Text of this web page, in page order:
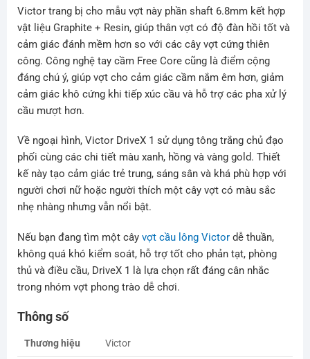
Victor trang bị cho mẫu vợt này phần shaft 6.8mm kết hợp
vật liệu Graphite + Resin, giúp thân vợt có độ đàn hồi tốt và
cảm giác đánh mềm hơn so với các cây vợt cứng thiên
công. Công nghệ tay cầm Free Core cũng là điểm cộng
đáng chú ý, giúp vợt cho cảm giác cầm nắm êm hơn, giảm
cảm giác khô cứng khi tiếp xúc cầu và hỗ trợ các pha xử lý
cầu mượt hơn.
Về ngoại hình, Victor DriveX 1 sử dụng tông trắng chủ đạo
phối cùng các chi tiết màu xanh, hồng và vàng gold. Thiết
kế này tạo cảm giác trẻ trung, sáng sân và khá phù hợp với
người chơi nữ hoặc người thích một cây vợt có màu sắc
nhẹ nhàng nhưng vẫn nổi bật.
Nếu bạn đang tìm một cây vợt cầu lông Victordễ thuần,
không quá khó kiểm soát, hỗ trợ tốt cho phản tạt, phòng
thủ và điều cầu, DriveX 1 là lựa chọn rất đáng cân nhắc
trong nhóm vợt phong trào dễ chơi.
Thông số
Thương hiệu Victor